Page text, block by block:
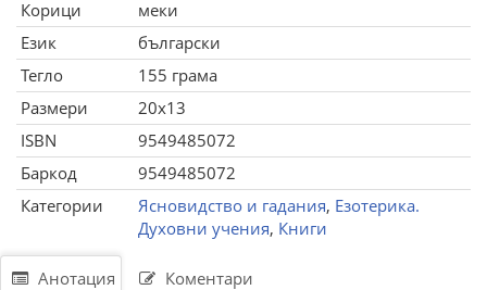
Корици
меки
Език
български
Тегло
155 грама
Размери
20x13
ISBN
9549485072
Баркод
9549485072
Категории
Ясновидство и гадания, Езотерика.
Духовни учения, Книги
Анотация Коментари